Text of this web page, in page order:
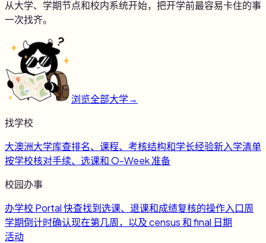
从大学、学期节点和校内系统开始，把开学前最容易卡住的事
一次找齐。
浏览全部大学→
找学校
大澳洲大学库查排名、课程、考核结构和学长经验新入学清单
按学校核对手续、选课和 O-Week 准备
校园办事
办学校 Portal 快查找到选课、退课和成绩复核的操作入口周
学期倒计时确认现在第几周，以及 census 和 final 日期
活动